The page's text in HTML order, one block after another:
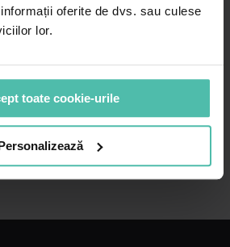
oferite de dvs. sau culese
lor.
toate cookie-urile
TE ONLINE